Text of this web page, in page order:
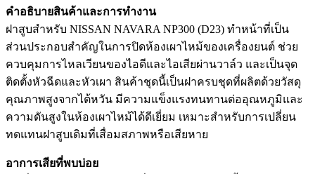
คำอธิบายสินค้าและการทำงาน
ฝาสูบสำหรับ NISSAN NAVARA NP300 (D23) ทำหน้าที่เป็น
ส่วนประกอบสำคัญในการปิดห้องเผาไหม้ของเครื่องยนต์ ช่วย
ควบคุมการไหลเวียนของไอดีและไอเสียผ่านวาล์ว และเป็นจุด
ติดตั้งหัวฉีดและหัวเผา สินค้าชุดนี้เป็นฝาครบชุดที่ผลิตด้วยวัสดุ
คุณภาพสูงจากไต้หวัน มีความแข็งแรงทนทานต่ออุณหภูมิและ
ความดันสูงในห้องเผาไหม้ได้ดีเยี่ยม เหมาะสำหรับการเปลี่ยน
ทดแทนฝาสูบเดิมที่เสื่อมสภาพหรือเสียหาย
อาการเสียที่พบบ่อย